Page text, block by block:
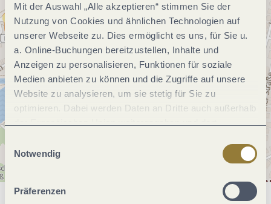
Mit der Auswahl „Alle akzeptieren“ stimmen Sie der
Nutzung von Cookies und ähnlichen Technologien auf
unserer Webseite zu. Dies ermöglicht es uns, für Sie u.
a. Online-Buchungen bereitzustellen, Inhalte und
Anzeigen zu personalisieren, Funktionen für soziale
Medien anbieten zu können und die Zugriffe auf unsere
Website zu analysieren, um sie stetig für Sie zu
optimieren. Dabei werden Daten an Dritte auch außerhalb
jederzeit widerrufen werden. Mit der Auswahl "Alle
ablehnen" kann es zu Beeinträchtigungen in der Nutzung
Notwendig
Präferenzen